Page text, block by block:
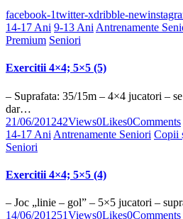
facebook-1twitter-xdribble-new
14-17 Ani 9-13 Ani Antrenamente
Premium Seniori
Exercitii 4×4; 5×5 (5)
– Suprafata: 35/15m – 4×4 jucatori –
dar…
21/06/201242Views0Likes0Comments
14-17 Ani Antrenamente Seniori Copii
Seniori
Exercitii 4×4; 5×5 (4)
– Joc „linie – gol” – 5×5 jucatori –
14/06/201251Views0Likes0Comments